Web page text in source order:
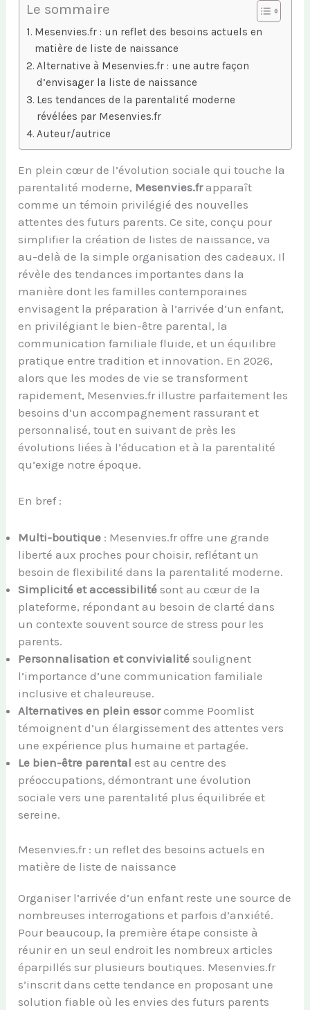
Le sommaire
Mesenvies.fr : un reflet des besoins actuels en
matière de liste de naissance
Alternative à Mesenvies.fr : une autre façon
d’envisager la liste de naissance
Les tendances de la parentalité moderne
révélées par Mesenvies.fr
Auteur/autrice
En plein cœur de l’évolution sociale qui touche la
parentalité moderne, Mesenvies.frapparaît
comme un témoin privilégié des nouvelles
attentes des futurs parents. Ce site, conçu pour
simplifier la création de listes de naissance, va
au-delà de la simple organisation des cadeaux. Il
révèle des tendances importantes dans la
manière dont les familles contemporaines
envisagent la préparation à l’arrivée d’un enfant,
en privilégiant le bien-être parental, la
communication familiale fluide, et un équilibre
pratique entre tradition et innovation. En 2026,
alors que les modes de vie se transforment
rapidement, Mesenvies.fr illustre parfaitement les
besoins d’un accompagnement rassurant et
personnalisé, tout en suivant de près les
évolutions liées à l’éducation et à la parentalité
qu’exige notre époque.
En bref :
Multi-boutique : Mesenvies.fr offre une grande
liberté aux proches pour choisir, reflétant un
besoin de flexibilité dans la parentalité moderne.
Simplicité et accessibilité sont au cœur de la
plateforme, répondant au besoin de clarté dans
un contexte souvent source de stress pour les
parents.
Personnalisation et convivialité soulignent
l’importance d’une communication familiale
inclusive et chaleureuse.
Alternatives en plein essorcomme Poomlist
témoignent d’un élargissement des attentes vers
une expérience plus humaine et partagée.
Le bien-être parental est au centre des
préoccupations, démontrant une évolution
sociale vers une parentalité plus équilibrée et
sereine.
Mesenvies.fr : un reflet des besoins actuels en
matière de liste de naissance
Organiser l’arrivée d’un enfant reste une source de
nombreuses interrogations et parfois d’anxiété.
Pour beaucoup, la première étape consiste à
réunir en un seul endroit les nombreux articles
éparpillés sur plusieurs boutiques. Mesenvies.fr
s’inscrit dans cette tendance en proposant une
solution fiable où les envies des futurs parents